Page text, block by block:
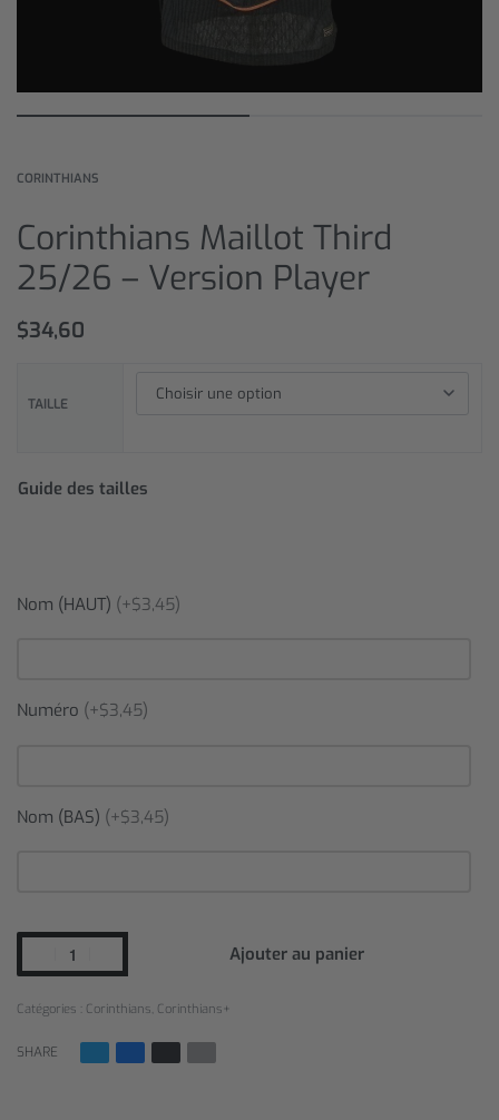
CORINTHIANS
Corinthians Maillot Third
25/26 – Version Player
$34,60
TAILLE
Guide des tailles
Nom (HAUT) (+$3,45)
Numéro (+$3,45)
Nom (BAS) (+$3,45)
Ajouter au panier
Catégories : Corinthians Corinthians+
SHARE